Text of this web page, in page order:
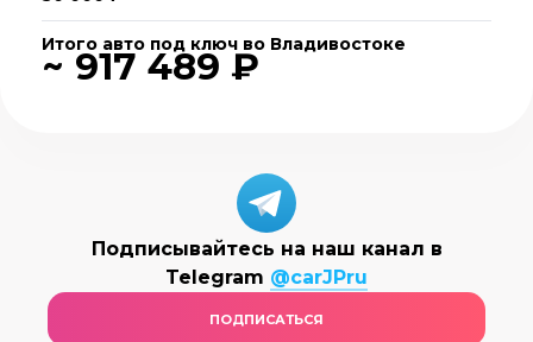
Итого авто под ключ во Владивостоке
~ 917 489 ₽
Подписывайтесь на наш канал в
Telegram @carJPru
ПОДПИСАТЬСЯ